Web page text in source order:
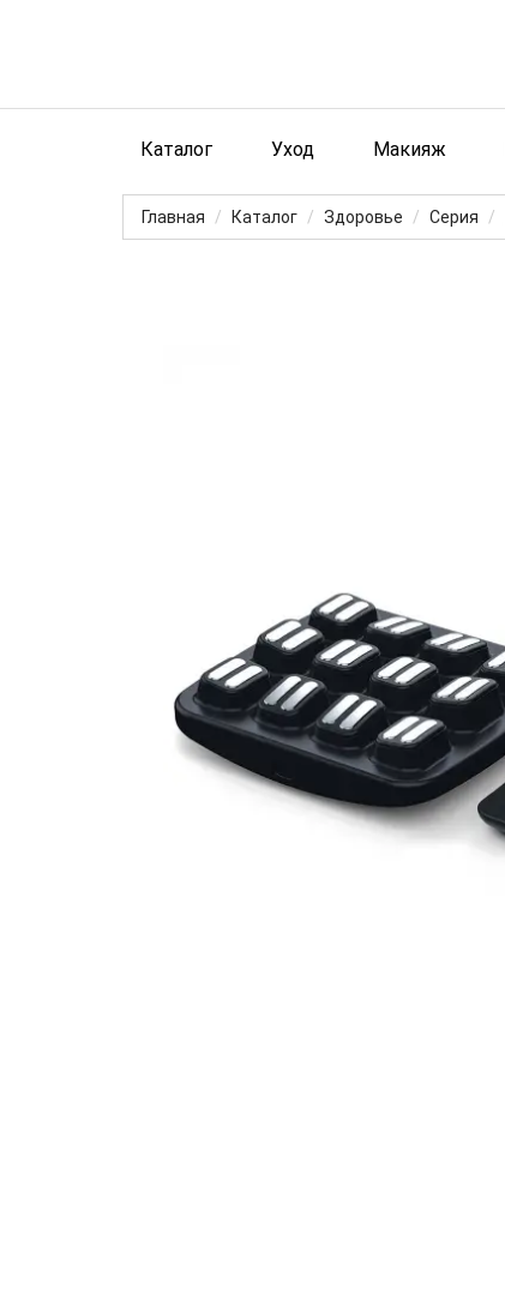
Каталог Уход Макияж
Главная Каталог Здоровье Серия